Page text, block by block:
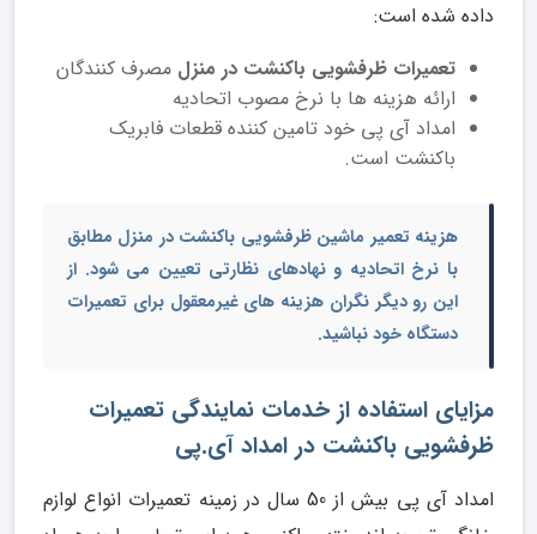
داده شده است:
تعمیرات ظرفشویی باکنشت در منزل مصرف کنندگان
ارائه هزینه ها با نرخ مصوب اتحادیه
امداد آی پی خود تامین کننده قطعات فابریک
باکنشت است.
هزینه تعمیر ماشین ظرفشویی باکنشت در منزل مطابق
با نرخ اتحادیه و نهادهای نظارتی تعیین می شود. از
این رو دیگر نگران هزینه های غیرمعقول برای تعمیرات
دستگاه خود نباشید.
مزایای استفاده از خدمات نمایندگی تعمیرات
ظرفشویی باکنشت در امداد آی.پی
امداد آی پی بیش از 50 سال در زمینه تعمیرات انواع لوازم